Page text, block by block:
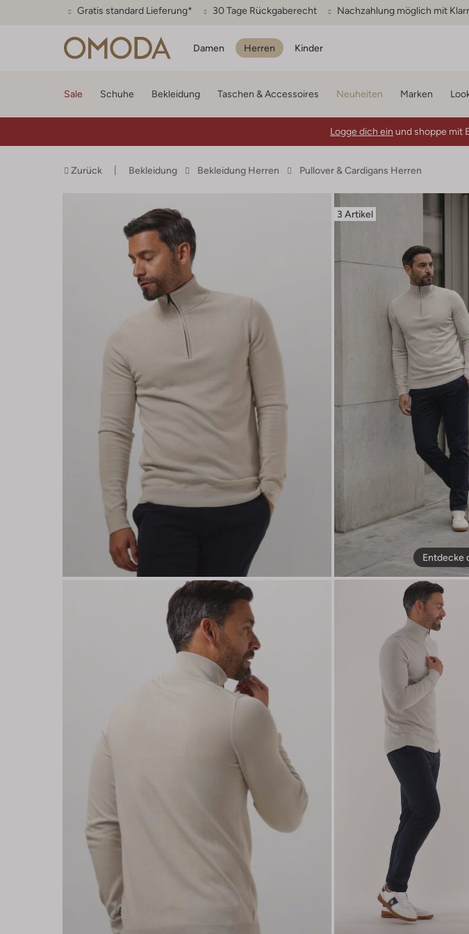
Gratis standard Lieferung* 30 Tage Rückgaberecht Nachzahlung möglich mit
Damen Herren Kinder
Sale Schuhe Bekleidung Taschen & Accessoires Neuheiten Marken
Logge dich ein und shoppe mit
Zurück Bekleidung Bekleidung Herren Pullover & Cardigans Herren
3 Artikel
Entdecke